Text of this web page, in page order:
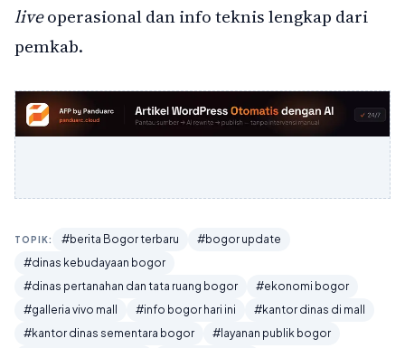
liveoperasional dan info teknis lengkap dari
pemkab.
TOPIK: #berita Bogor terbaru
#bogor update
#dinas kebudayaan bogor
#dinas pertanahan dan tata ruang bogor
#ekonomi bogor
#galleria vivo mall
#info bogor hari ini
#kantor dinas di mall
#kantor dinas sementara bogor
#layanan publik bogor